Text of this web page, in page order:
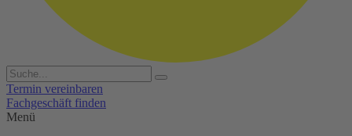
Termin vereinbaren
Fachgeschäft finden
Menü